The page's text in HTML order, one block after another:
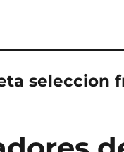
seleccion